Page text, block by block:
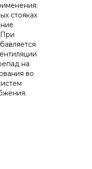
стояках
При
на
во